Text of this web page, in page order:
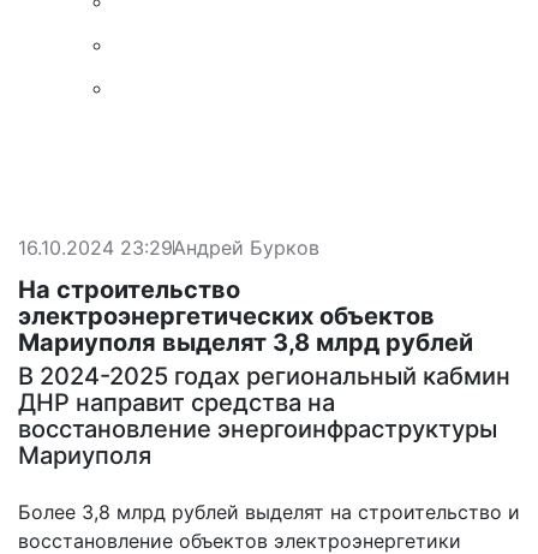
16.10.2024 23:29Андрей Бурков
На строительство
электроэнергетических объектов
Мариуполя выделят 3,8 млрд рублей
В 2024-2025 годах региональный кабмин
ДНР направит средства на
восстановление энергоинфраструктуры
Мариуполя
Более 3,8 млрд рублей выделят на строительство и
восстановление объектов электроэнергетики